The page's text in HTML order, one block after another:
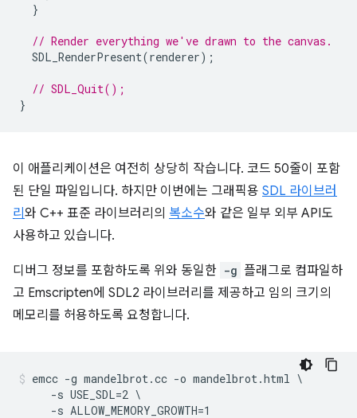
}
// Render everything we've drawn to the canvas.
SDL_RenderPresent(renderer);
// SDL_Quit();
}
이 애플리케이션은 여전히 상당히 작습니다. 코드 50줄이 포함
된 단일 파일입니다. 하지만 이번에는 그래픽용 SDL 라이브러
리 와 C++ 표준 라이브러리의 복소수와 같은 일부 외부 API도
사용하고 있습니다.
디버그 정보를 포함하도록 위와 동일한 -g 플래그로 컴파일하
고 Emscripten에 SDL2 라이브러리를 제공하고 임의 크기의
메모리를 허용하도록 요청합니다.
emcc -g mandelbrot.cc -o mandelbrot.html \
     -s USE_SDL=2 \